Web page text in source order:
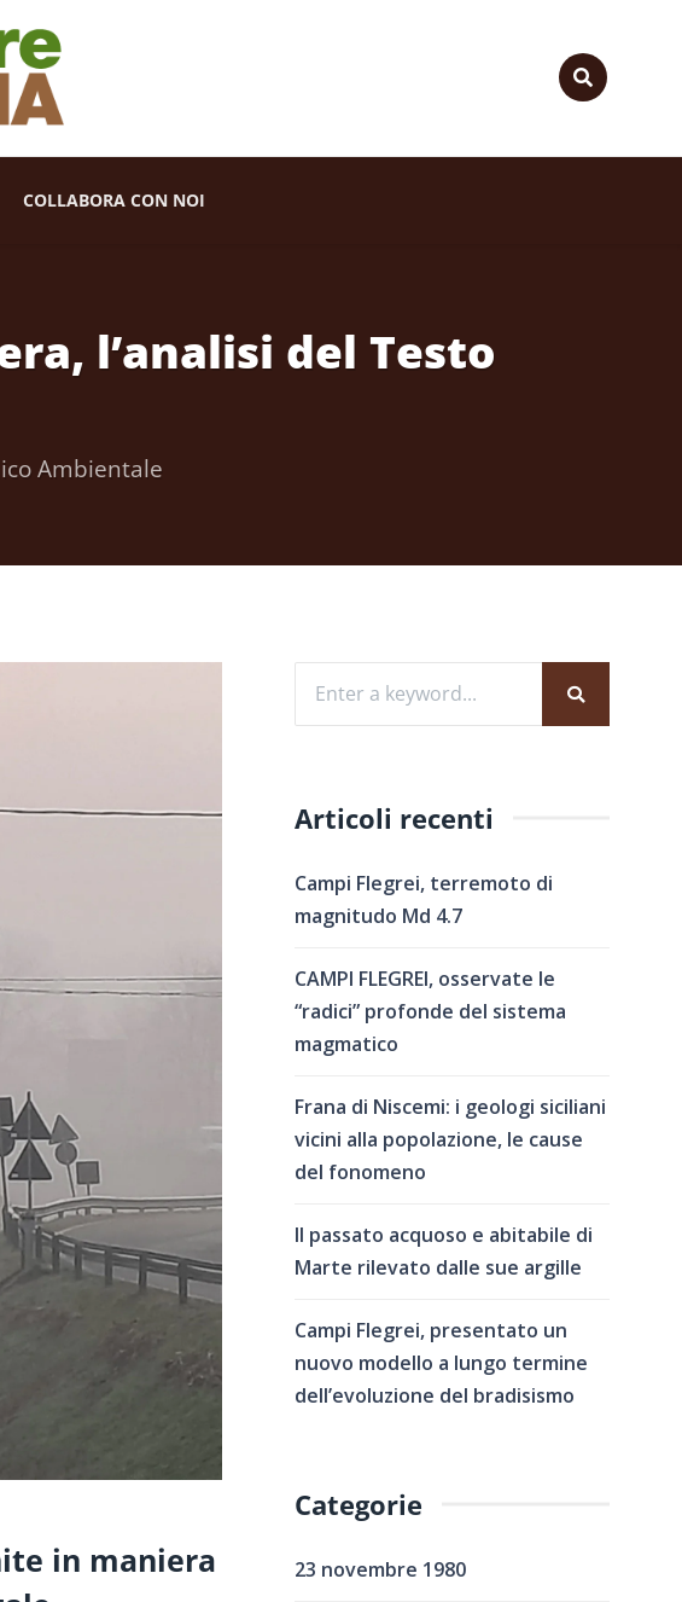
COLLABORA CON NOI
l’analisi del Testo
Ambientale
in maniera
Articoli recenti
Campi Flegrei, terremoto di
magnitudo Md 4.7
CAMPI FLEGREI, osservate le
“radici” profonde del sistema
magmatico
Frana di Niscemi: i geologi siciliani
vicini alla popolazione, le cause
del fonomeno
Il passato acquoso e abitabile di
Marte rilevato dalle sue argille
Campi Flegrei, presentato un
nuovo modello a lungo termine
dell’evoluzione del bradisismo
Categorie
23 novembre 1980